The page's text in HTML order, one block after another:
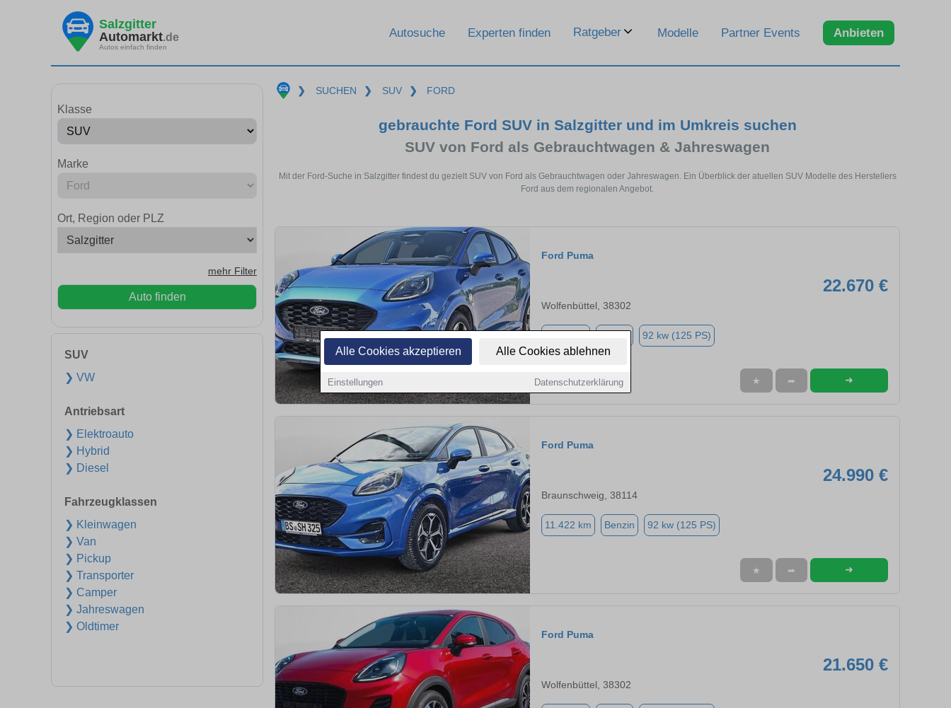
Alle Cookies akzeptieren Alle Cookies ablehnen
Einstellungen Datenschutzerklärung
Salzgitter
Automarkt.de
Autos einfach finden
Autosuche Experten finden Ratgeber Modelle Partner Events Anbieten
Klasse
Marke
Ort, Region oder PLZ
mehr Filter
Auto finden
SUV
❯ VW
Antriebsart
❯ Elektroauto
❯ Hybrid
❯ Diesel
Fahrzeugklassen
❯ Kleinwagen
❯ Van
❯ Pickup
❯ Transporter
❯ Camper
❯ Jahreswagen
❯ Oldtimer
❯ SUCHEN ❯ SUV ❯ FORD
gebrauchte Ford SUV in Salzgitter und im Umkreis suchen
SUV von Ford als Gebrauchtwagen & Jahreswagen
Mit der Ford-Suche in Salzgitter findest du gezielt SUV von Ford als Gebrauchtwagen oder Jahreswagen. Ein Überblick der atuellen SUV Modelle des Herstellers
Ford aus dem regionalen Angebot.
Ford Puma
22.670 €
Wolfenbüttel, 38302
92 kw (125 PS)
★ ➦ ➜
Ford Puma
24.990 €
Braunschweig, 38114
11.422 km Benzin 92 kw (125 PS)
★ ➦ ➜
Ford Puma
21.650 €
Wolfenbüttel, 38302